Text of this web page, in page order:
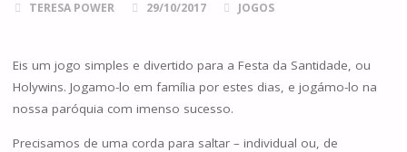
TERESA POWER 29/10/2017 JOGOS
Eis um jogo simples e divertido para a Festa da Santidade, ou
Holywins. Jogamo-lo em família por estes dias, e jogámo-lo na
nossa paróquia com imenso sucesso.
Precisamos de uma corda para saltar – individual ou, de